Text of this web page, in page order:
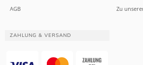
AGB
Zu
ZAHLUNG & VERSAND